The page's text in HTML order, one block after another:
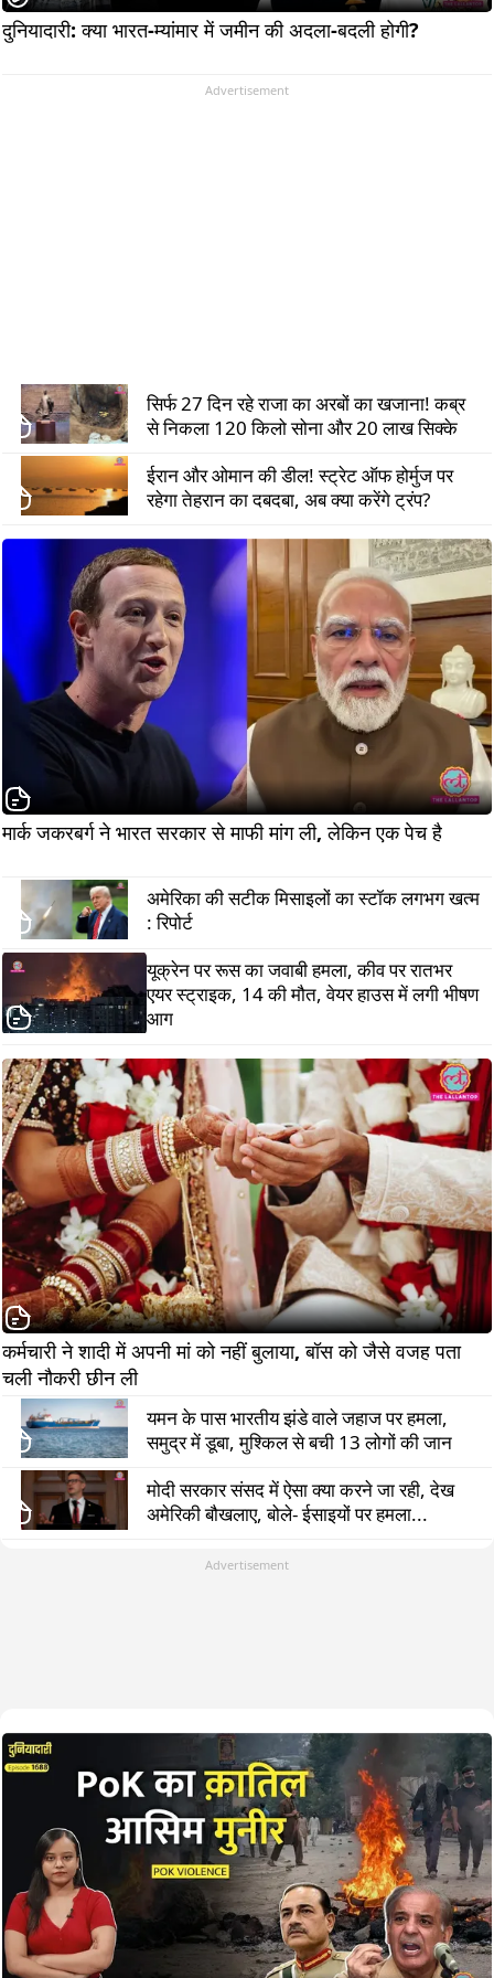
दुनियादारी: क्या भारत-म्यांमार में जमीन की अदला-बदली होगी?
Advertisement
सिर्फ 27 दिन रहे राजा का अरबों का खजाना! कब्र
से निकला 120 किलो सोना और 20 लाख सिक्के
ईरान और ओमान की डील! स्ट्रेट ऑफ होर्मुज पर
रहेगा तेहरान का दबदबा, अब क्या करेंगे ट्रंप?
मार्क जकरबर्ग ने भारत सरकार से माफी मांग ली, लेकिन एक पेच है
अमेरिका की सटीक मिसाइलों का स्टॉक लगभग खत्म
: रिपोर्ट
यूक्रेन पर रूस का जवाबी हमला, कीव पर रातभर
एयर स्ट्राइक, 14 की मौत, वेयर हाउस में लगी भीषण
आग
कर्मचारी ने शादी में अपनी मां को नहीं बुलाया, बॉस को जैसे वजह पता
चली नौकरी छीन ली
यमन के पास भारतीय झंडे वाले जहाज पर हमला,
समुद्र में डूबा, मुश्किल से बची 13 लोगों की जान
मोदी सरकार संसद में ऐसा क्या करने जा रही, देख
अमेरिकी बौखलाए, बोले- ईसाइयों पर हमला...
Advertisement